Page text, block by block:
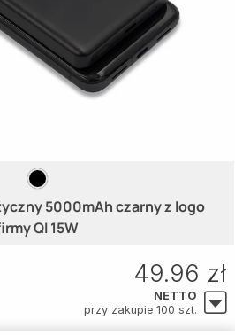
5000mAh czarny z logo
QI 15W
49.96 zł
NETTO
przy zakupie 100 szt.